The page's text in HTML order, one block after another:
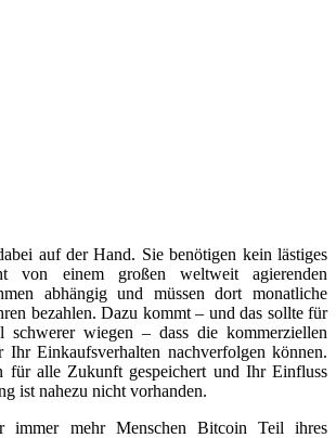
auf der Hand. Sie benötigen kein lästiges
von einem großen weltweit agierenden
abhängig und müssen dort monatliche
bezahlen. Dazu kommt – und das sollte für
schwerer wiegen – dass die kommerziellen
Ihr Einkaufsverhalten nachverfolgen können.
für alle Zukunft gespeichert und Ihr Einfluss
ist nahezu nicht vorhanden.
immer mehr Menschen Bitcoin Teil ihres